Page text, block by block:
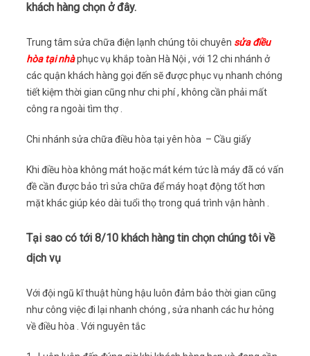
khách hàng chọn ở đây.
Trung tâm sửa chữa điện lạnh chúng tôi chuyên sửa điều
hòa tại nhàphục vụ khắp toàn Hà Nội , với 12 chi nhánh ở
các quận khách hàng gọi đến sẽ được phục vụ nhanh chóng
tiết kiệm thời gian cũng như chi phí , không cần phải mất
công ra ngoài tìm thợ .
Chi nhánh sửa chữa điều hòa tại yên hòa – Cầu giấy
Khi điều hòa không mát hoặc mát kém tức là máy đã có vấn
đề cần được bảo trì sửa chữa để máy hoạt động tốt hơn
mặt khác giúp kéo dài tuổi thọ trong quá trình vận hành .
Tại sao có tới 8/10 khách hàng tin chọn chúng tôi về
dịch vụ
Với đội ngũ kĩ thuật hùng hậu luôn đảm bảo thời gian cũng
như công việc đi lại nhanh chóng , sửa nhanh các hư hỏng
về điều hòa . Với nguyên tắc